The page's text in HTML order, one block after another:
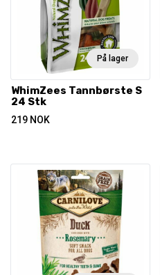
På lager
WhimZees Tannbørste S
24 Stk
219 NOK